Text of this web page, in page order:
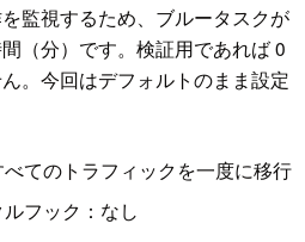
監視するため、ブルータスクが
（分）です。検証用であれば 0
。今回はデフォルトのまま設定
てのトラフィックを一度に移行
フック：なし